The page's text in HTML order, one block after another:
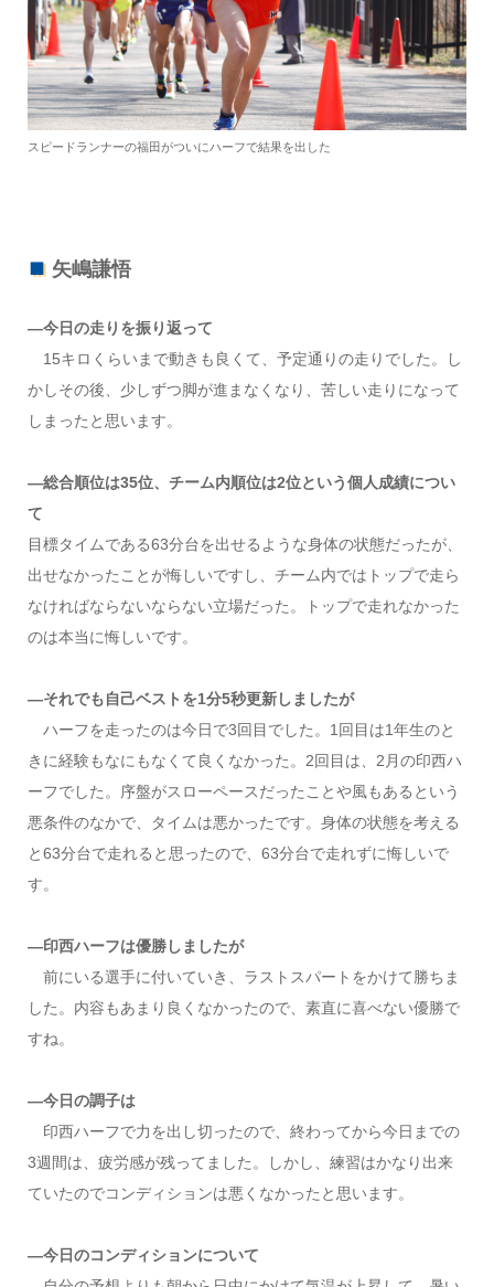
スピードランナーの福田がついにハーフで結果を出した
矢嶋謙悟
―今日の走りを振り返って
15キロくらいまで動きも良くて、予定通りの走りでした。し
かしその後、少しずつ脚が進まなくなり、苦しい走りになって
しまったと思います。
―総合順位は35位、チーム内順位は2位という個人成績につい
て
目標タイムである63分台を出せるような身体の状態だったが、
出せなかったことが悔しいですし、チーム内ではトップで走ら
なければならないならない立場だった。トップで走れなかった
のは本当に悔しいです。
―それでも自己ベストを1分5秒更新しましたが
ハーフを走ったのは今日で3回目でした。1回目は1年生のと
きに経験もなにもなくて良くなかった。2回目は、2月の印西ハ
ーフでした。序盤がスローペースだったことや風もあるという
悪条件のなかで、タイムは悪かったです。身体の状態を考える
と63分台で走れると思ったので、63分台で走れずに悔しいで
す。
―印西ハーフは優勝しましたが
前にいる選手に付いていき、ラストスパートをかけて勝ちま
した。内容もあまり良くなかったので、素直に喜べない優勝で
すね。
―今日の調子は
印西ハーフで力を出し切ったので、終わってから今日までの
3週間は、疲労感が残ってました。しかし、練習はかなり出来
ていたのでコンディションは悪くなかったと思います。
―今日のコンディションについて